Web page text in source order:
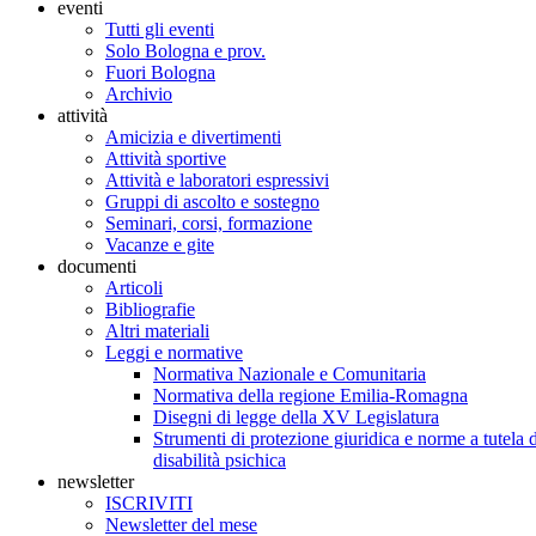
eventi
Tutti gli eventi
Solo Bologna e prov.
Fuori Bologna
Archivio
attività
Amicizia e divertimenti
Attività sportive
Attività e laboratori espressivi
Gruppi di ascolto e sostegno
Seminari, corsi, formazione
Vacanze e gite
documenti
Articoli
Bibliografie
Altri materiali
Leggi e normative
Normativa Nazionale e Comunitaria
Normativa della regione Emilia-Romagna
Disegni di legge della XV Legislatura
Strumenti di protezione giuridica e norme a tutela
disabilità psichica
newsletter
ISCRIVITI
Newsletter del mese